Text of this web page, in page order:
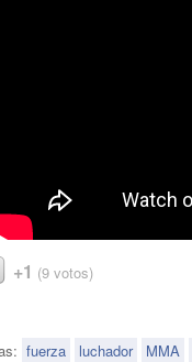
+1 (9 votos)
fuerza luchador MMA